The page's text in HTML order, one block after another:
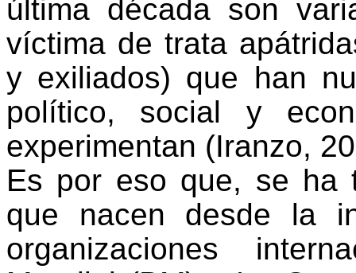
última década son
víctima de trata
y exiliados) que han
político, social y
experimentan (Iranzo,
Es por eso que, se ha
que nacen desde la
organizaciones